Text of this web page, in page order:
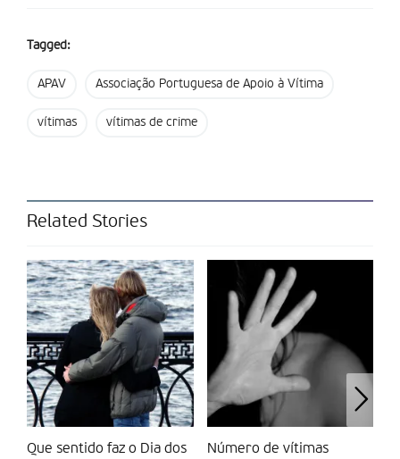
Tagged:
APAV Associação Portuguesa de Apoio à Vítima
vítimas vítimas de crime
Related Stories
Que sentido faz o Dia dos
Número de vítimas